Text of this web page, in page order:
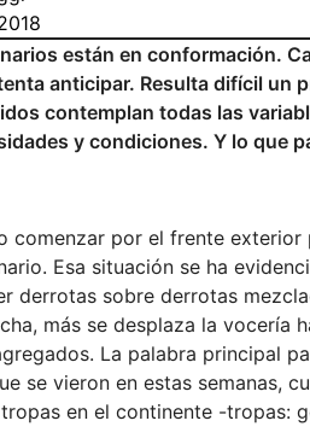
están en conformación.
anticipar. Resulta difícil un
contemplan todas las
y condiciones. Y lo que
comenzar por el frente
Esa situación se ha
derrotas sobre derrotas
más se desplaza la vocería
La palabra principal
se vieron en estas semanas,
en el continente -tropas: